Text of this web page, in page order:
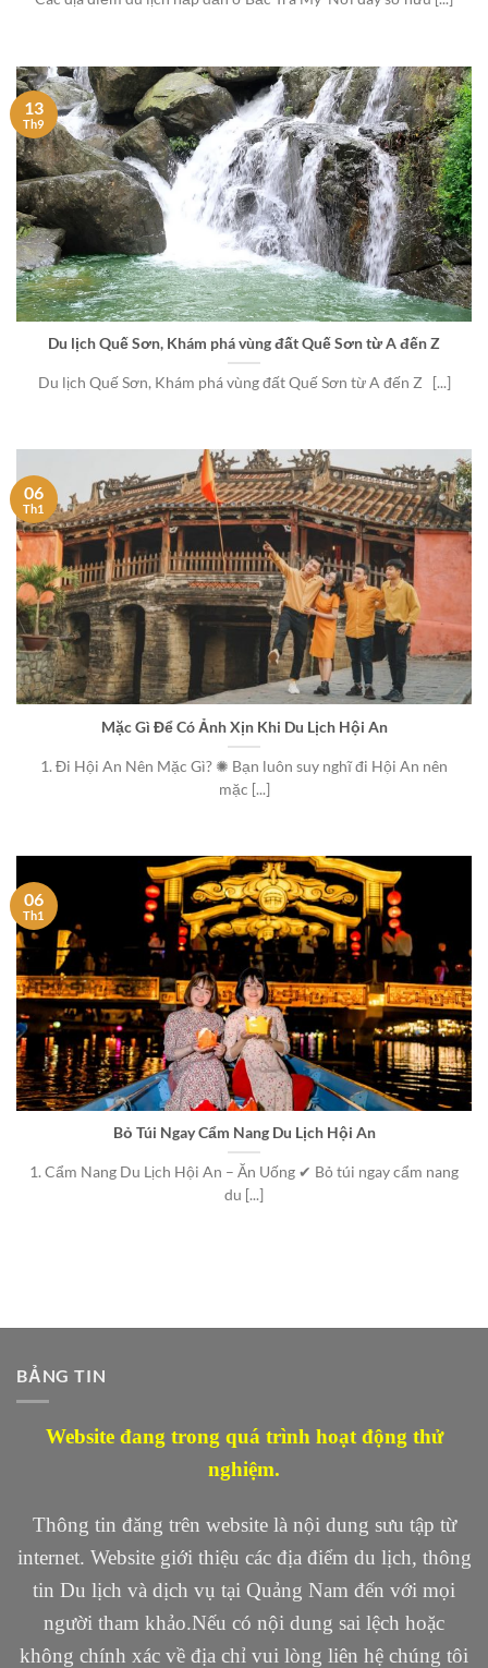
Du lịch Quế Sơn, Khám phá vùng đất Quế Sơn từ A đến Z
Du lịch Quế Sơn, Khám phá vùng đất Quế Sơn từ A đến Z [...]
13
Th9
Mặc Gì Để Có Ảnh Xịn Khi Du Lịch Hội An
1. Đi Hội An Nên Mặc Gì? ✺ Bạn luôn suy nghĩ đi Hội An nên
mặc [...]
06
Th1
Bỏ Túi Ngay Cẩm Nang Du Lịch Hội An
1. Cẩm Nang Du Lịch Hội An – Ăn Uống ✔ Bỏ túi ngay cẩm nang
du [...]
06
Th1
BẢNG TIN
Website đang trong quá trình hoạt động thử
nghiệm.
Thông tin đăng trên website là nội dung sưu tập từ
internet. Website giới thiệu các địa điểm du lịch, thông
tin Du lịch và dịch vụ tại Quảng Nam đến với mọi
người tham khảo.Nếu có nội dung sai lệch hoặc
không chính xác về địa chỉ vui lòng liên hệ chúng tôi